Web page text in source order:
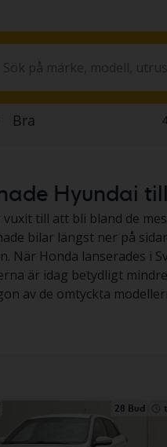
Hyundai
vuxit till att bli bland de
bilar längst ner på
När Honda lanserades i
är idag betydligt
av de omtyckta
28 Bud